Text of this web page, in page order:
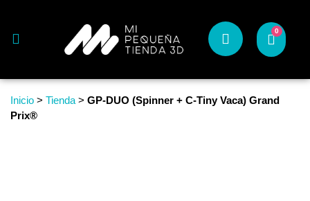
0
Inicio > Tienda > GP-DUO (Spinner + C-Tiny Vaca) Grand
Prix®